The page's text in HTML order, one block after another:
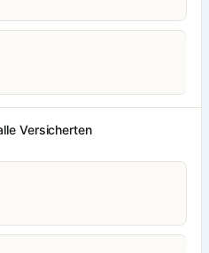
Versicherten